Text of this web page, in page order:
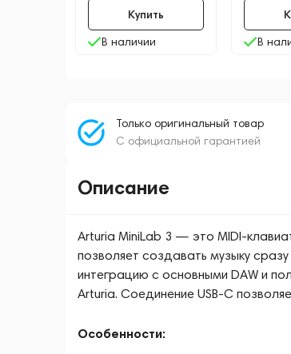
В наличии
Купить
В
Только оригинальный товар
С официальной гарантией
Описание
Arturia MiniLab 3 — это MIDI-
позволяет создавать музыку
интеграцию с основными DAW и
Arturia. Соединение USB-C
Особенности: